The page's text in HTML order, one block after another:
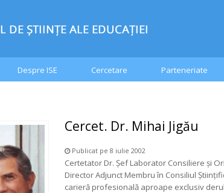
Despre ISE Cercetare Parteneriate
Cercet. Dr. Mihai Jigău
Publicat pe 8 iulie 2002
Certetator Dr. Şef Laborator Consiliere şi
Director Adjunct Membru în Consiliul
carieră profesională aproape exclusiv